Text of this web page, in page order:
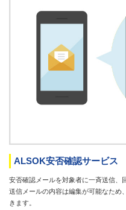
ALSOK安否確認サービス
安否確認メールを対象者に一斉送信、
送信メールの内容は編集が可能なため
きます。